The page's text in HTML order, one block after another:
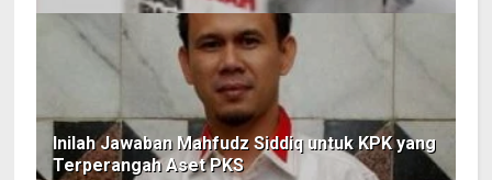
Inilah Jawaban Mahfudz Siddiq untuk KPK yang
Terperangah Aset PKS